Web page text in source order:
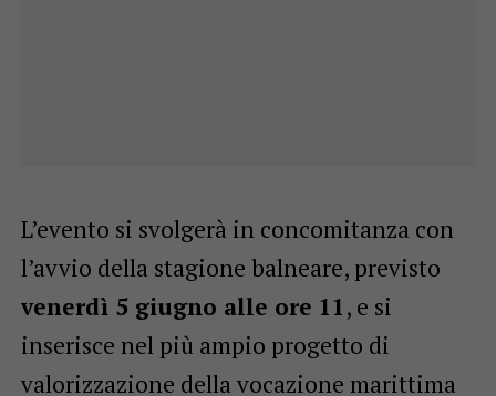
L’evento si svolgerà in concomitanza con
l’avvio della stagione balneare, previsto
venerdì 5 giugno alle ore 11, e si
inserisce nel più ampio progetto di
valorizzazione della vocazione marittima